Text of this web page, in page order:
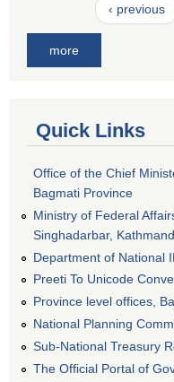
‹ previous
more
Quick Links
Office of the Chief
Bagmati Province
Ministry of Federal
Singhadarbar,
Department of National
Preeti To Unicode
Province level offices,
National Planning
Sub-National Treasury
The Official Portal of